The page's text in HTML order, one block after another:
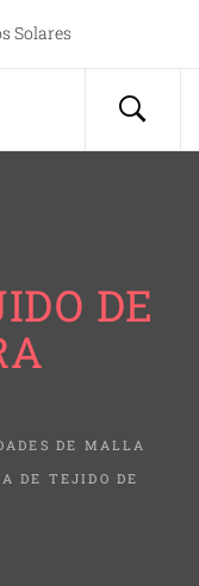
Solares
DE
DE MALLA
DE TEJIDO DE